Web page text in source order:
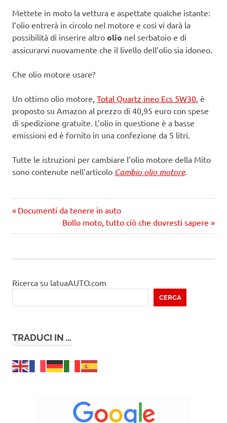
Mettete in moto la vettura e aspettate qualche istante:
l’olio entrerà in circolo nel motore e così vi darà la
possibilità di inserire altro olio nel serbatoio e di
assicurarvi nuovamente che il livello dell’olio sia idoneo.
Che olio motore usare?
Un ottimo olio motore, Total Quartz ineo Ecs 5W30, è
proposto su Amazon al prezzo di 40,95 euro con spese
di spedizione gratuite. L’olio in questione è a basse
emissioni ed è fornito in una confezione da 5 litri.
Tutte le istruzioni per cambiare l’olio motore della Mito
sono contenute nell’articolo Cambio olio motore.
Navigazione
articoli
Precedente
Documenti da tenere in auto
Prossimo
articolo
Bollo moto, tutto ciò che dovresti sapere
Ricerca su latuaAUTO.com
CERCA
TRADUCI IN …